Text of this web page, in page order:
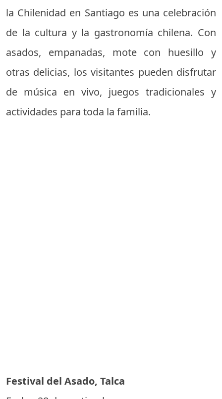
la Chilenidad en Santiago es una celebración
de la cultura y la gastronomía chilena. Con
asados, empanadas, mote con huesillo y
otras delicias, los visitantes pueden disfrutar
de música en vivo, juegos tradicionales y
actividades para toda la familia.
Festival del Asado, Talca